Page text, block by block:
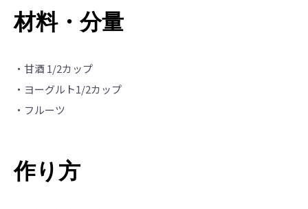
材料・分量
・甘酒 1/2カップ
・ヨーグルト1/2カップ
・フルーツ
作り方